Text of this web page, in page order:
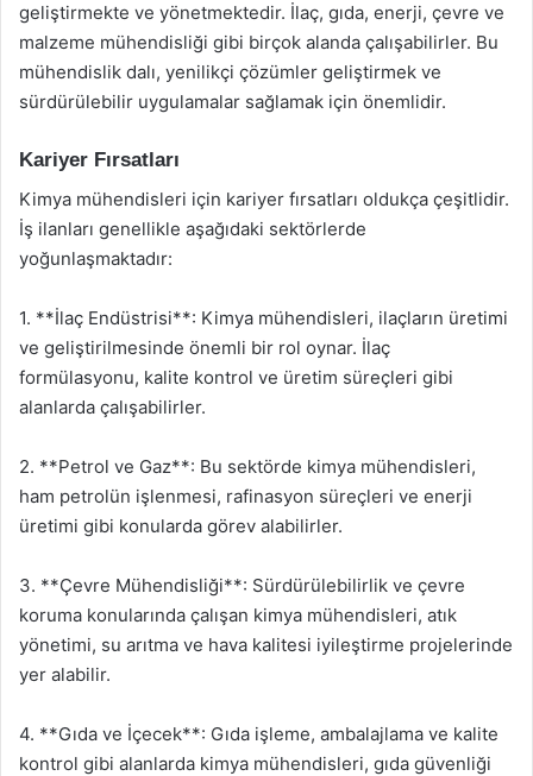
geliştirmekte ve yönetmektedir. İlaç, gıda, enerji, çevre ve
malzeme mühendisliği gibi birçok alanda çalışabilirler. Bu
mühendislik dalı, yenilikçi çözümler geliştirmek ve
sürdürülebilir uygulamalar sağlamak için önemlidir.
Kariyer Fırsatları
Kimya mühendisleri için kariyer fırsatları oldukça çeşitlidir.
İş ilanları genellikle aşağıdaki sektörlerde
yoğunlaşmaktadır:
1. **İlaç Endüstrisi**: Kimya mühendisleri, ilaçların üretimi
ve geliştirilmesinde önemli bir rol oynar. İlaç
formülasyonu, kalite kontrol ve üretim süreçleri gibi
alanlarda çalışabilirler.
2. **Petrol ve Gaz**: Bu sektörde kimya mühendisleri,
ham petrolün işlenmesi, rafinasyon süreçleri ve enerji
üretimi gibi konularda görev alabilirler.
3. **Çevre Mühendisliği**: Sürdürülebilirlik ve çevre
koruma konularında çalışan kimya mühendisleri, atık
yönetimi, su arıtma ve hava kalitesi iyileştirme projelerinde
yer alabilir.
4. **Gıda ve İçecek**: Gıda işleme, ambalajlama ve kalite
kontrol gibi alanlarda kimya mühendisleri, gıda güvenliği